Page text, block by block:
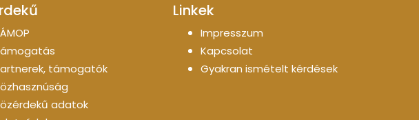
támogatók
adatok
Linkek
Impresszum
Kapcsolat
Gyakran ismételt kérdések